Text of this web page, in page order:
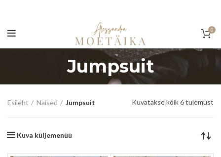
0
Jumpsuit
Esileht Naised Jumpsuit Kuvatakse kõik 6 tulemust
Kuva küljemenüü